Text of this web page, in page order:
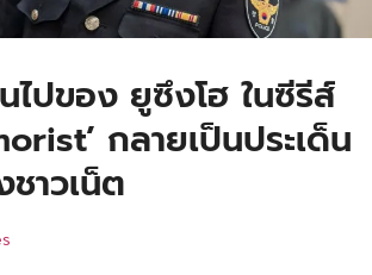
ไปของ ยูซึงโฮ ในซีรีส์
กลายเป็นประเด็น
าวเน็ต